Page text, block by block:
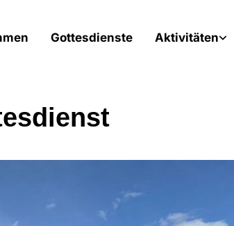
Gottesdienste Aktivitäten